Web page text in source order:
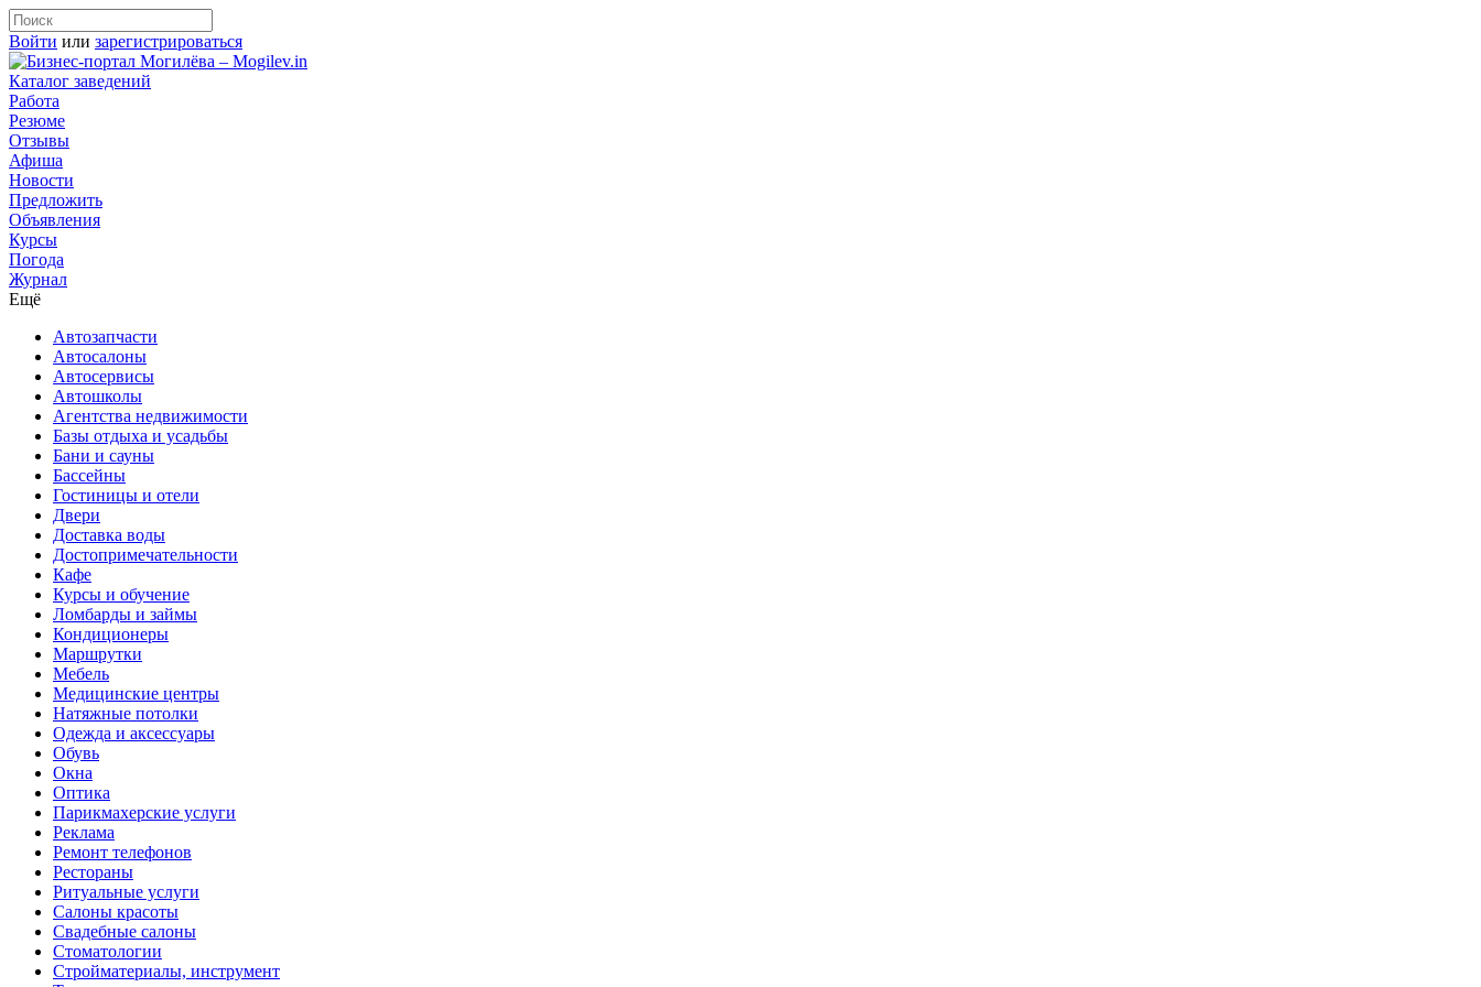
Войти или зарегистрироваться
Каталог заведений
Работа
Резюме
Отзывы
Афиша
Новости
Предложить
Объявления
Курсы
Погода
Журнал
Ещё
Автозапчасти
Автосалоны
Автосервисы
Автошколы
Агентства недвижимости
Базы отдыха и усадьбы
Бани и сауны
Бассейны
Гостиницы и отели
Двери
Доставка воды
Достопримечательности
Кафе
Курсы и обучение
Ломбарды и займы
Кондиционеры
Маршрутки
Мебель
Медицинские центры
Натяжные потолки
Одежда и аксессуары
Обувь
Окна
Оптика
Парикмахерские услуги
Реклама
Ремонт телефонов
Рестораны
Ритуальные услуги
Салоны красоты
Свадебные салоны
Стоматологии
Стройматериалы, инструмент